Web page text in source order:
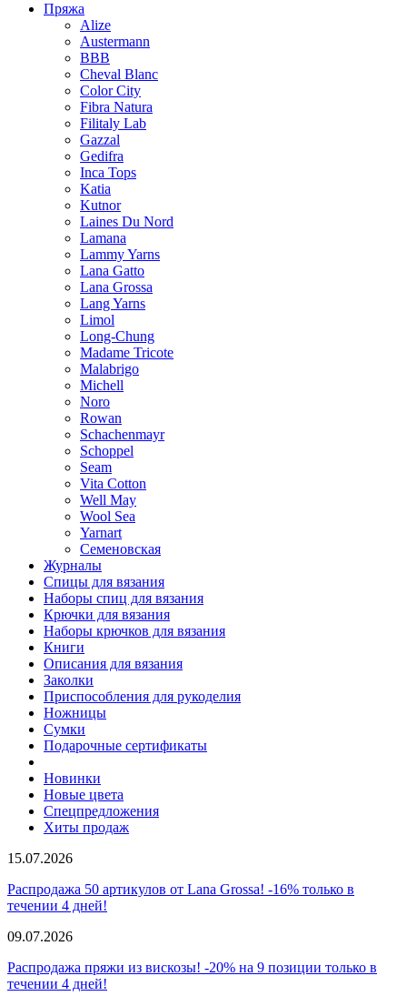
Пряжа
Alize
Austermann
BBB
Cheval Blanc
Color City
Fibra Natura
Filitaly Lab
Gazzal
Gedifra
Inca Tops
Katia
Kutnor
Laines Du Nord
Lamana
Lammy Yarns
Lana Gatto
Lana Grossa
Lang Yarns
Limol
Long-Chung
Madame Tricote
Malabrigo
Michell
Noro
Rowan
Schachenmayr
Schoppel
Seam
Vita Cotton
Well May
Wool Sea
Yarnart
Семеновская
Журналы
Спицы для вязания
Наборы спиц для вязания
Крючки для вязания
Наборы крючков для вязания
Книги
Описания для вязания
Заколки
Приспособления для рукоделия
Ножницы
Сумки
Подарочные сертификаты
Новинки
Новые цвета
Спецпредложения
Хиты продаж
15.07.2026
Распродажа 50 артикулов от Lana Grossa! -16% только в
течении 4 дней!
09.07.2026
Распродажа пряжи из вискозы! -20% на 9 позиции только в
течении 4 дней!